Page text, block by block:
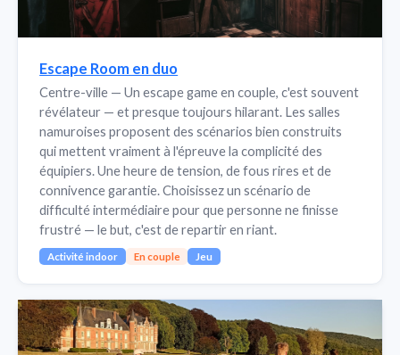
Escape Room en duo
Centre-ville — Un escape game en couple, c'est souvent
révélateur — et presque toujours hilarant. Les salles
namuroises proposent des scénarios bien construits
qui mettent vraiment à l'épreuve la complicité des
équipiers. Une heure de tension, de fous rires et de
connivence garantie. Choisissez un scénario de
difficulté intermédiaire pour que personne ne finisse
frustré — le but, c'est de repartir en riant.
Activité indoor En couple Jeu